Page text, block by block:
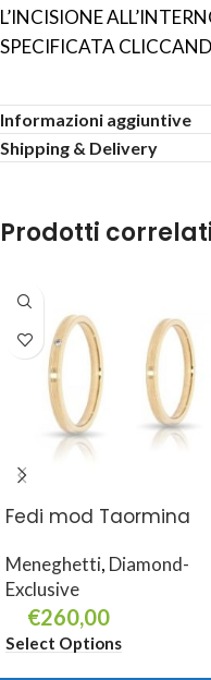
L’INCISIONE
SPECIFICATA
Informazioni aggiuntive
Shipping & Delivery
Prodotti
Fedi mod Taormina
Meneghetti, Diamond-
Exclusive
€260,00
Select Options